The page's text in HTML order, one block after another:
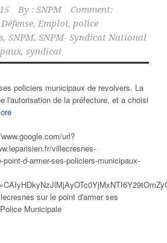
By : SNPM
Comment:
Défense, Emploi, police
, SNPM, SNPM- Syndicat National
, syndicat
policiers municipaux de revolvers. La
l'autorisation de la préfecture, et a choisi
url?
villecresnes-
d-armer-ses-policiers-municipaux-
sur le point d'armer ses
Municipale